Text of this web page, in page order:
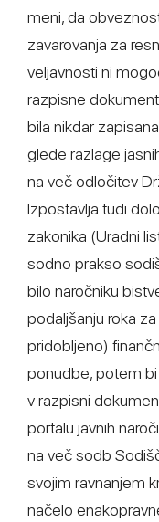
meni, da
zavarovanja za
veljavnosti ni
razpisne
bila nikdar
glede razlage
na več odločitev
Izpostavlja tudi
zakonika (Uradni
sodno prakso
bilo naročniku
podaljšanju roka
pridobljeno)
ponudbe, potem
v razpisni
portalu javnih
na več sodb
svojim ravnanjem
načelo